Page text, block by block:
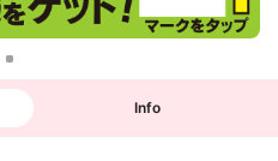
Info